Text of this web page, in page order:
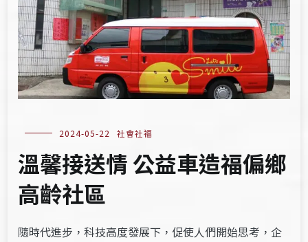
2024-05-22 社會社福
溫馨接送情 公益車造福偏鄉
高齡社區
隨時代進步，科技高度發展下，促使人們開始思考，企